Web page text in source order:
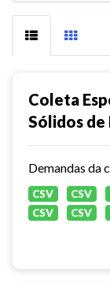
Coleta
Sólidos
CSV CSV
CSV
CSV